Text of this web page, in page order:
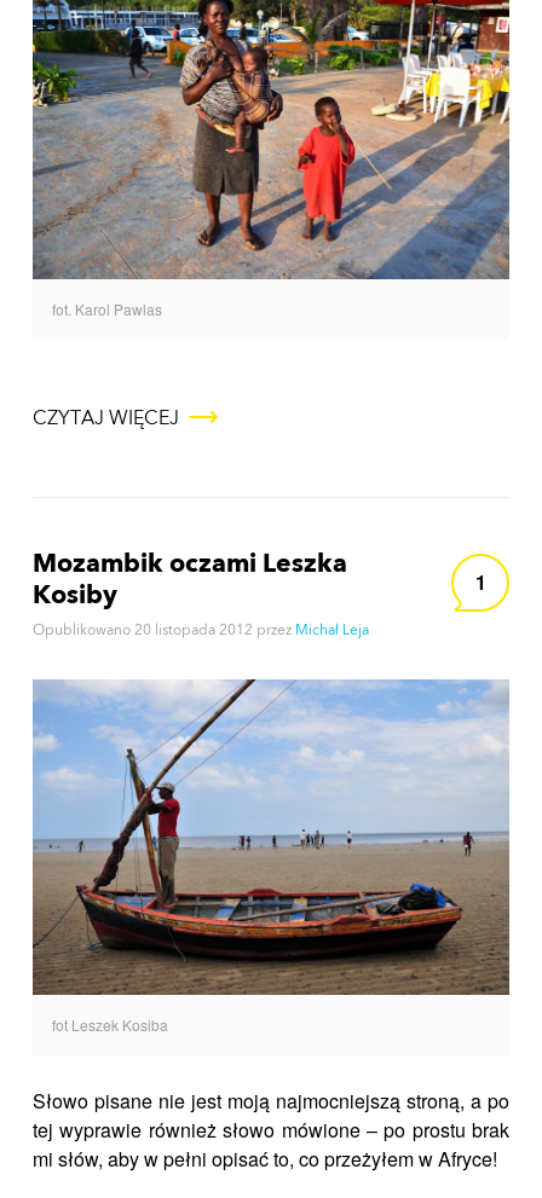
fot. Karol Pawlas
CZYTAJ WIĘCEJ
Mozambik oczami Leszka
Kosiby
Opublikowano 20 listopada 2012 przez Michał Leja
1
fot Leszek Kosiba
Słowo pisane nie jest moją najmocniejszą stroną, a po
tej wyprawie również słowo mówione – po prostu brak
mi słów, aby w pełni opisać to, co przeżyłem w Afryce!